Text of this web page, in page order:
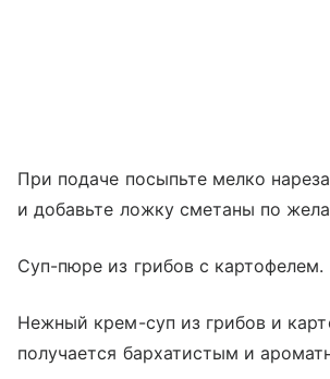
При подаче посыпьте мелко
и добавьте ложку сметаны по
Суп-пюре из грибов с картофелем.
Нежный крем-суп из грибов и
получается бархатистым и